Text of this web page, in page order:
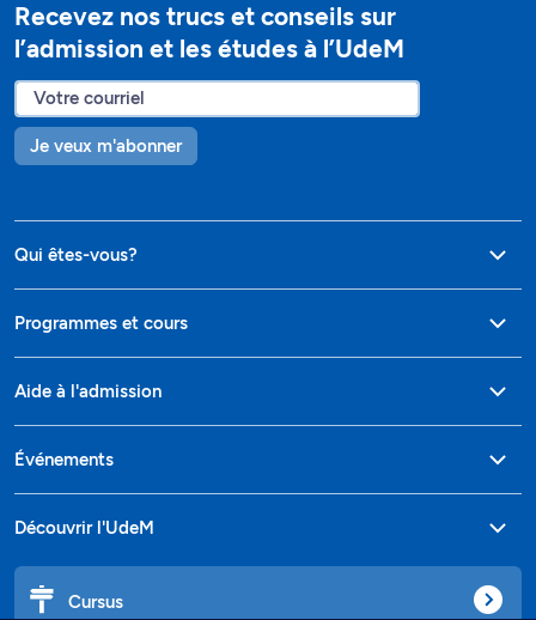
Recevez nos trucs et conseils sur
l’admission et les études à l’UdeM
Je veux m'abonner
Qui êtes-vous?
Programmes et cours
Aide à l'admission
Événements
Découvrir l'UdeM
Cursus